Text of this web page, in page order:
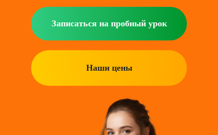
Записаться на пробный урок
Наши цены